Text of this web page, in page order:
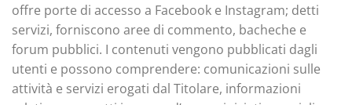
offre porte di accesso a Facebook e Instagram; detti
servizi, forniscono aree di commento, bacheche e
forum pubblici. I contenuti vengono pubblicati dagli
utenti e possono comprendere: comunicazioni sulle
attività e servizi erogati dal Titolare, informazioni